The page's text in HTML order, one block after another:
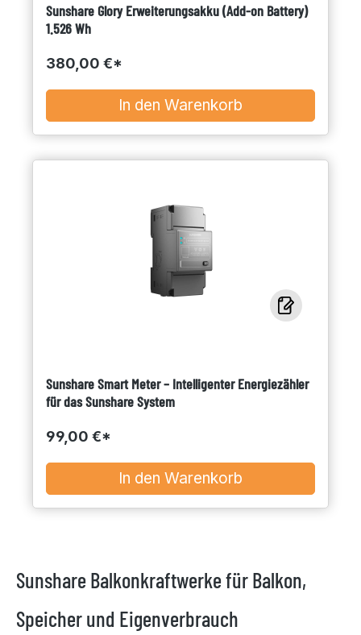
Sunshare Glory Erweiterungsakku (Add-on Battery)
1.526 Wh
380,00 €*
In den Warenkorb
Sunshare Smart Meter – Intelligenter Energiezähler
für das Sunshare System
99,00 €*
In den Warenkorb
Sunshare Balkonkraftwerke für Balkon,
Speicher und Eigenverbrauch